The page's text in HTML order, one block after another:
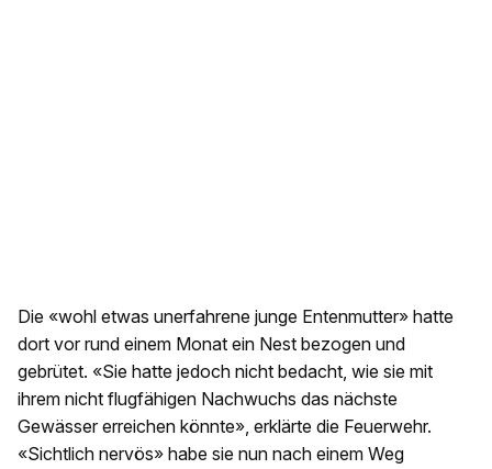
Die «wohl etwas unerfahrene junge Entenmutter» hatte
dort vor rund einem Monat ein Nest bezogen und
gebrütet. «Sie hatte jedoch nicht bedacht, wie sie mit
ihrem nicht flugfähigen Nachwuchs das nächste
Gewässer erreichen könnte», erklärte die Feuerwehr.
«Sichtlich nervös» habe sie nun nach einem Weg